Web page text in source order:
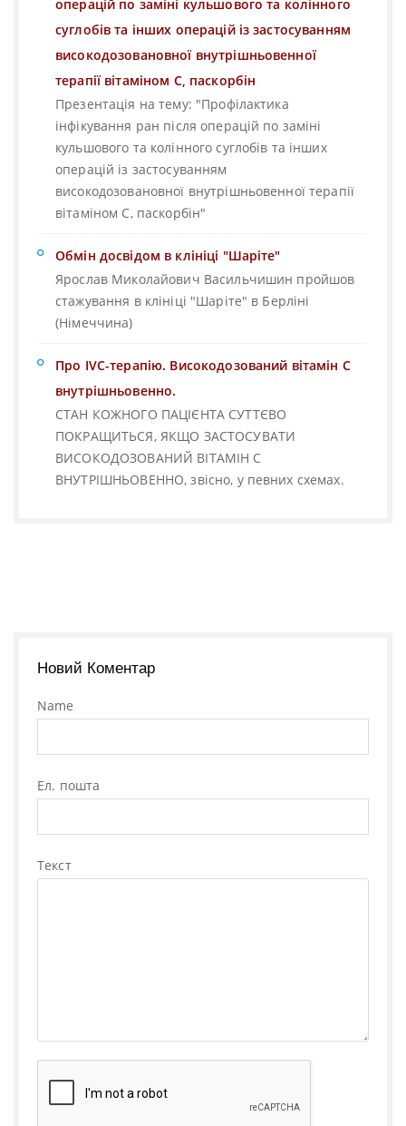
операцій по заміні кульшового та колінного
суглобів та інших операцій із застосуванням
високодозовановної внутрішньовенної
терапії вітаміном С, паскорбін
Презентація на тему: "Профілактика
інфікування ран після операцій по заміні
кульшового та колінного суглобів та інших
операцій із застосуванням
високодозовановної внутрішньовенної терапії
вітаміном С, паскорбін"
Обмін досвідом в клініці "Шаріте"
Ярослав Миколайович Васильчишин пройшов
стажування в клініці "Шаріте" в Берліні
(Німеччина)
Про IVC-терапію. Високодозований вітамін С
внутрішньовенно.
СТАН КОЖНОГО ПАЦІЄНТА СУТТЄВО
ПОКРАЩИТЬСЯ, ЯКЩО ЗАСТОСУВАТИ
ВИСОКОДОЗОВАНИЙ ВІТАМІН С
ВНУТРІШНЬОВЕННО, звісно, у певних схемах.
Новий Коментар
Name
Ел. пошта
Текст